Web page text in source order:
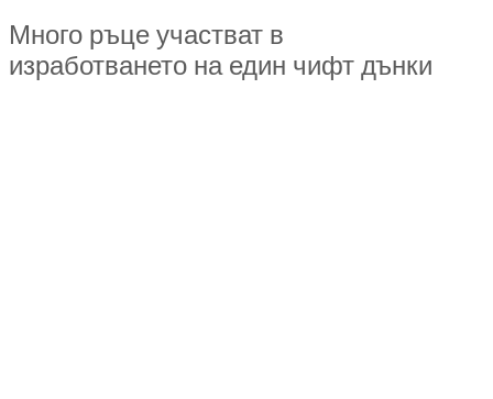
Много ръце участват в
изработването на един чифт дънки